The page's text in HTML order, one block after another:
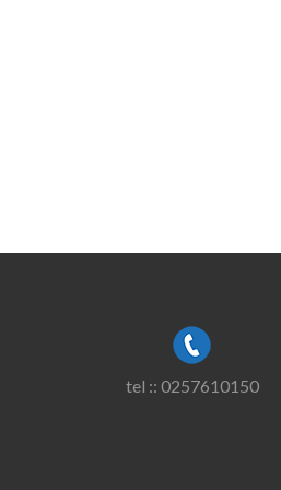
tel :: 0257610150